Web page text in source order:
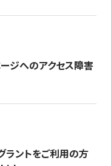
ジへのアクセス障害
ラントをご利用の方